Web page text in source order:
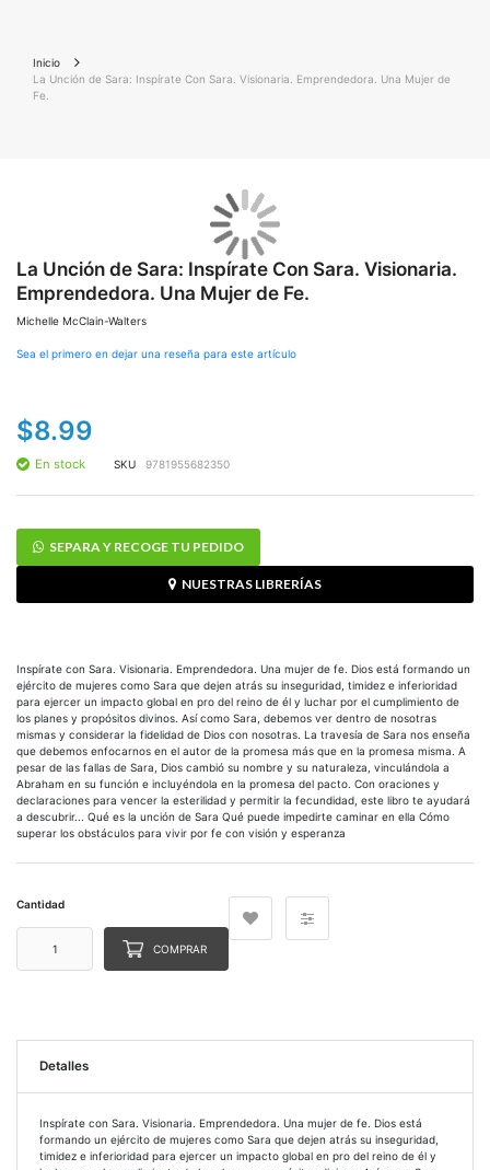
Inicio
La Unción de Sara: Inspírate Con Sara. Visionaria. Emprendedora. Una Mujer de
Fe.
final
la
La Unción de Sara: Inspírate Con Sara. Visionaria.
Emprendedora. Una Mujer de Fe.
Michelle McClain-Walters
Sea el primero en dejar una reseña para este artículo
$8.99
En stock SKU 9781955682350
SEPARA Y RECOGE TU PEDIDO
NUESTRAS LIBRERÍAS
Inspírate con Sara. Visionaria. Emprendedora. Una mujer de fe. Dios está formando un
ejército de mujeres como Sara que dejen atrás su inseguridad, timidez e inferioridad
para ejercer un impacto global en pro del reino de él y luchar por el cumplimiento de
los planes y propósitos divinos. Así como Sara, debemos ver dentro de nosotras
mismas y considerar la fidelidad de Dios con nosotras. La travesía de Sara nos enseña
que debemos enfocarnos en el autor de la promesa más que en la promesa misma. A
pesar de las fallas de Sara, Dios cambió su nombre y su naturaleza, vinculándola a
Abraham en su función e incluyéndola en la promesa del pacto. Con oraciones y
declaraciones para vencer la esterilidad y permitir la fecundidad, este libro te ayudará
a descubrir... Qué es la unción de Sara Qué puede impedirte caminar en ella Cómo
superar los obstáculos para vivir por fe con visión y esperanza
Cantidad
COMPRAR
Detalles
Inspírate con Sara. Visionaria. Emprendedora. Una mujer de fe. Dios está
formando un ejército de mujeres como Sara que dejen atrás su inseguridad,
timidez e inferioridad para ejercer un impacto global en pro del reino de él y